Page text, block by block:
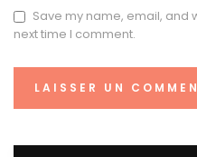
Save my name, email, and
next time I comment.